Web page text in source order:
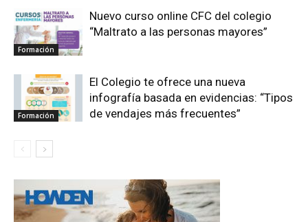
Formación
Nuevo curso online CFC del colegio
“Maltrato a las personas mayores”
Formación
El Colegio te ofrece una nueva
infografía basada en evidencias: “Tipos
de vendajes más frecuentes”